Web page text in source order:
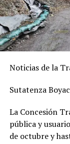
compromiso
aumentar la
esta región del
“Este es un
entrega de
campesinos
Nacional de
lucha y
entregado
Nosotros como
Noticias de la
Sutatenza
La Concesión
pública y
de octubre y